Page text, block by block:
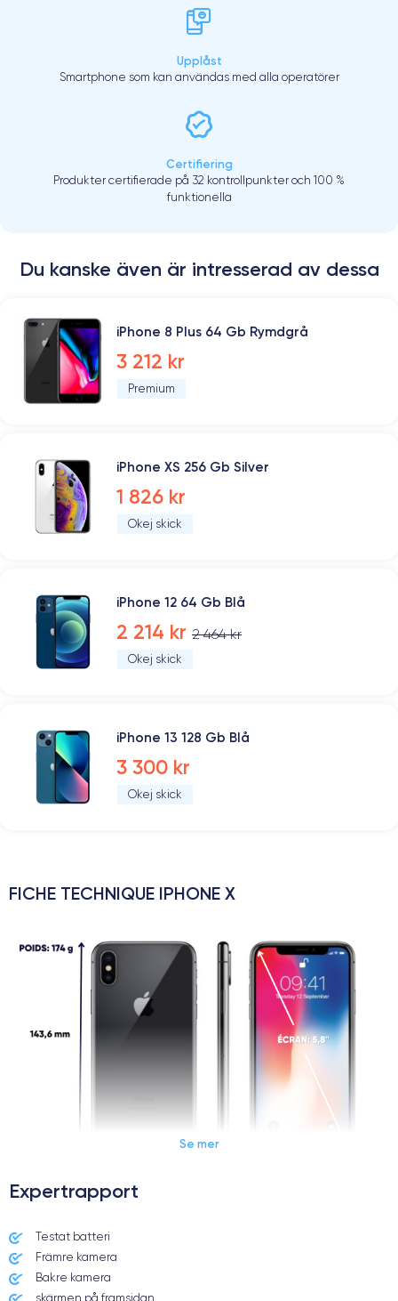
Upplåst
Smartphone som kan användas med alla operatörer
Certifiering
Produkter certifierade på 32 kontrollpunkter och 100 %
funktionella
Du kanske även är intresserad av dessa
iPhone 8 Plus 64 Gb Rymdgrå
3 212 kr
Premium
iPhone XS 256 Gb Silver
1 826 kr
Okej skick
iPhone 12 64 Gb Blå
2 214 kr 2 464 kr
Okej skick
iPhone 13 128 Gb Blå
3 300 kr
Okej skick
FICHE TECHNIQUE IPHONE X
Date de sortie
03/11/2017
Se mer
Expertrapport
Testat batteri
Främre kamera
Bakre kamera
skärmen på framsidan